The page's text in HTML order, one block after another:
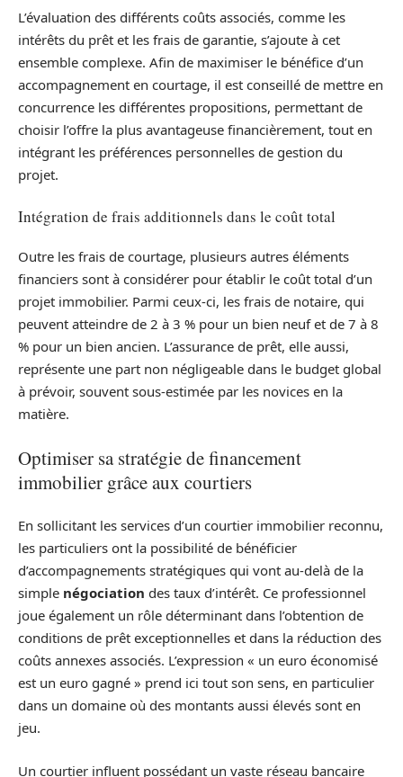
L’évaluation des différents coûts associés, comme les
intérêts du prêt et les frais de garantie, s’ajoute à cet
ensemble complexe. Afin de maximiser le bénéfice d’un
accompagnement en courtage, il est conseillé de mettre en
concurrence les différentes propositions, permettant de
choisir l’offre la plus avantageuse financièrement, tout en
intégrant les préférences personnelles de gestion du
projet.
Intégration de frais additionnels dans le coût total
Outre les frais de courtage, plusieurs autres éléments
financiers sont à considérer pour établir le coût total d’un
projet immobilier. Parmi ceux-ci, les frais de notaire, qui
peuvent atteindre de 2 à 3 % pour un bien neuf et de 7 à 8
% pour un bien ancien. L’assurance de prêt, elle aussi,
représente une part non négligeable dans le budget global
à prévoir, souvent sous-estimée par les novices en la
matière.
Optimiser sa stratégie de financement
immobilier grâce aux courtiers
En sollicitant les services d’un courtier immobilier reconnu,
les particuliers ont la possibilité de bénéficier
d’accompagnements stratégiques qui vont au-delà de la
simple négociation des taux d’intérêt. Ce professionnel
joue également un rôle déterminant dans l’obtention de
conditions de prêt exceptionnelles et dans la réduction des
coûts annexes associés. L’expression « un euro économisé
est un euro gagné » prend ici tout son sens, en particulier
dans un domaine où des montants aussi élevés sont en
jeu.
Un courtier influent possédant un vaste réseau bancaire